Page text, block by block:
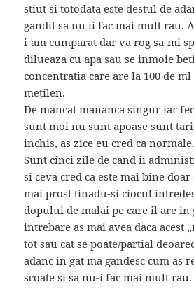
stiut si totodata este destul de
gandit sa nu ii fac mai mult rau.
i-am cumparat dar va rog sa-mi
dilueaza cu apa sau se inmoie
concentratia care are la 100 de
metilen.
De mancat mananca singur iar
sunt moi nu sunt apoase sunt
inchis, as zice eu cred ca normale.
Sunt cinci zile de cand ii
si ceva cred ca este mai bine
mai prost tinadu-si ciocul
dopului de malai pe care il are in
intrebare as mai avea daca acest
tot sau cat se poate/partial
adanc in gat ma gandesc cum as
scoate si sa nu-i fac mai mult rau.